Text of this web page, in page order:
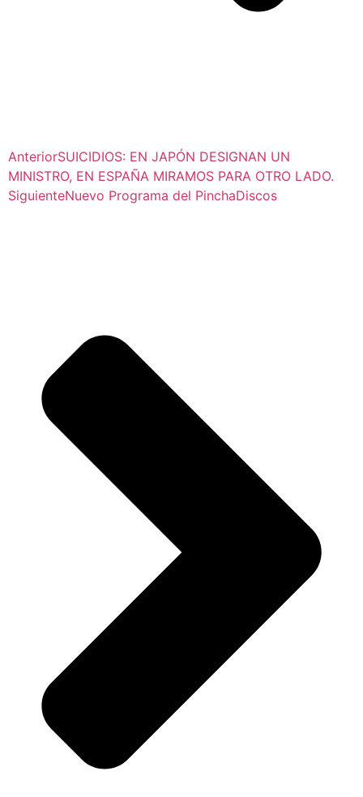
AnteriorSUICIDIOS: EN JAPÓN DESIGNAN UN
MINISTRO, EN ESPAÑA MIRAMOS PARA OTRO LADO.
SiguienteNuevo Programa del PinchaDiscos